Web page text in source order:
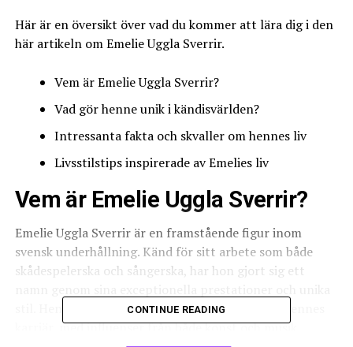
Här är en översikt över vad du kommer att lära dig i den
här artikeln om Emelie Uggla Sverrir.
Vem är Emelie Uggla Sverrir?
Vad gör henne unik i kändisvärlden?
Intressanta fakta och skvaller om hennes liv
Livsstilstips inspirerade av Emelies liv
Vem är Emelie Uggla Sverrir?
Emelie Uggla Sverrir är en framstående figur inom
svensk underhållning. Känd för sitt arbete som både
skådespelerska och sångerska, har hon gjort sig ett
stil. Hennes bakgrund är lika fascinerande som hennes
karriär, med influenser från både konst och musik.
CONTINUE READING